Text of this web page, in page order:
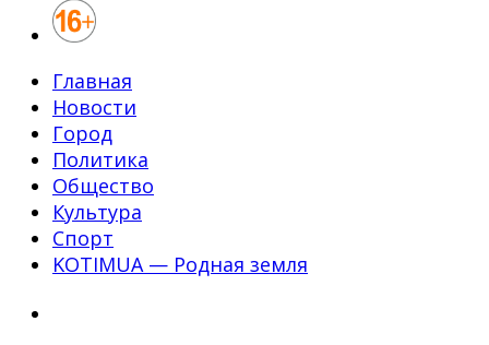
Главная
Новости
Город
Политика
Общество
Культура
Спорт
KOTIMUA — Родная земля